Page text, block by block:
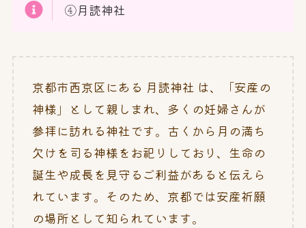
④月読神社
京都市西京区にある 月読神社 は、「安産の
神様」として親しまれ、多くの妊婦さんが
参拝に訪れる神社です。古くから月の満ち
欠けを司る神様をお祀りしており、生命の
誕生や成長を見守るご利益があると伝えら
れています。そのため、京都では安産祈願
の場所として知られています。